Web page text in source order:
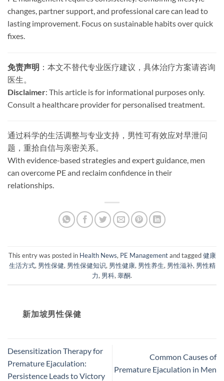
changes, partner support, and professional care can lead to
lasting improvement. Focus on sustainable habits over quick
fixes.
免责声明 ：本文不替代专业医疗建议，具体治疗方案请咨询
医生。
Disclaimer: This article is for informational purposes only.
Consult a healthcare provider for personalised treatment.
通过科学的生活调整与专业支持，男性可有效应对早泄问
题，重拾自信与亲密关系。
With evidence-based strategies and expert guidance, men
can overcome PE and reclaim confidence in their
relationships.
This entry was posted in Health News, PE Managementand tagged健康
生活方式, 男性保健, 男性保健知识, 男性健康, 男性养生, 男性滋补, 男性精
力, 男科, 睾酮.
新加坡男性保健​
Desensitization Therapy for
Premature Ejaculation:
Persistence Leads to Victory
Common Causes of
Premature Ejaculation in Men